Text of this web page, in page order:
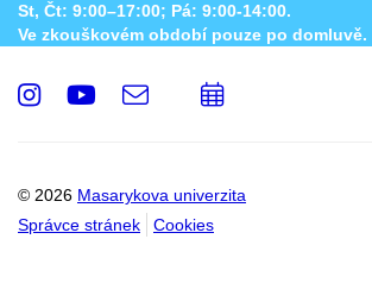
St, Čt: 9:00–17:00; Pá: 9:00-14:00.
Ve zkouškovém období pouze po domluvě.
© 2026 Masarykova univerzita
Správce stránek
Cookies
Instagram
Youtube
e-
Přidat